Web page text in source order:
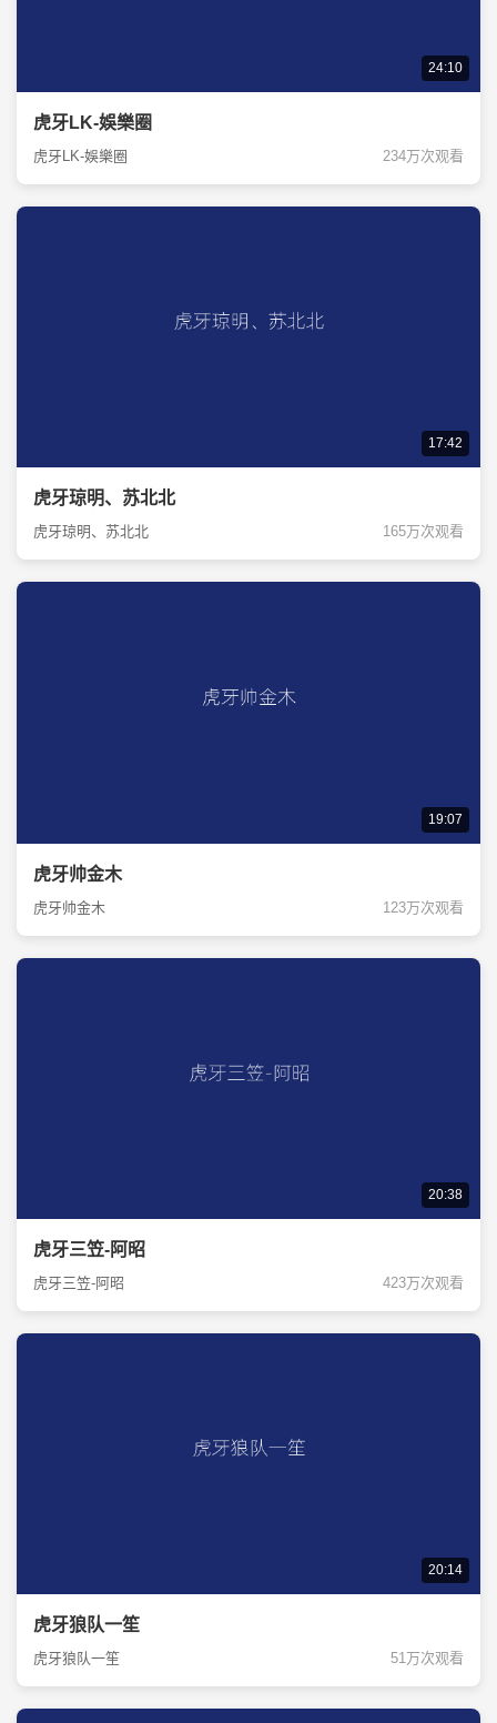
24:10
虎牙LK-娛樂圈
虎牙LK-娛樂圈 234万次观看
17:42
虎牙琼明、苏北北
虎牙琼明、苏北北 165万次观看
19:07
虎牙帅金木
虎牙帅金木 123万次观看
20:38
虎牙三笠-阿昭
虎牙三笠-阿昭 423万次观看
20:14
虎牙狼队一笙
虎牙狼队一笙 51万次观看